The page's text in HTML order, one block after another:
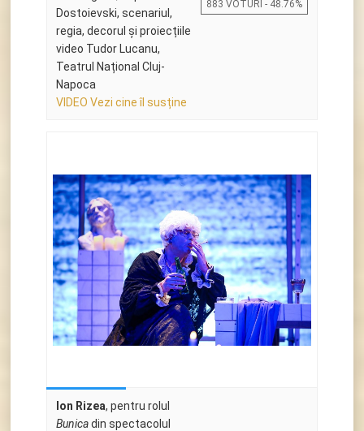
Dostoievski, scenariul,
regia, decorul și proiecțiile
video Tudor Lucanu,
Teatrul Național Cluj-
Napoca
VIDEO Vezi cine îl susține
883 VOTURI - 48.76%
Ion Rizea, pentru rolul
Bunicadin spectacolul